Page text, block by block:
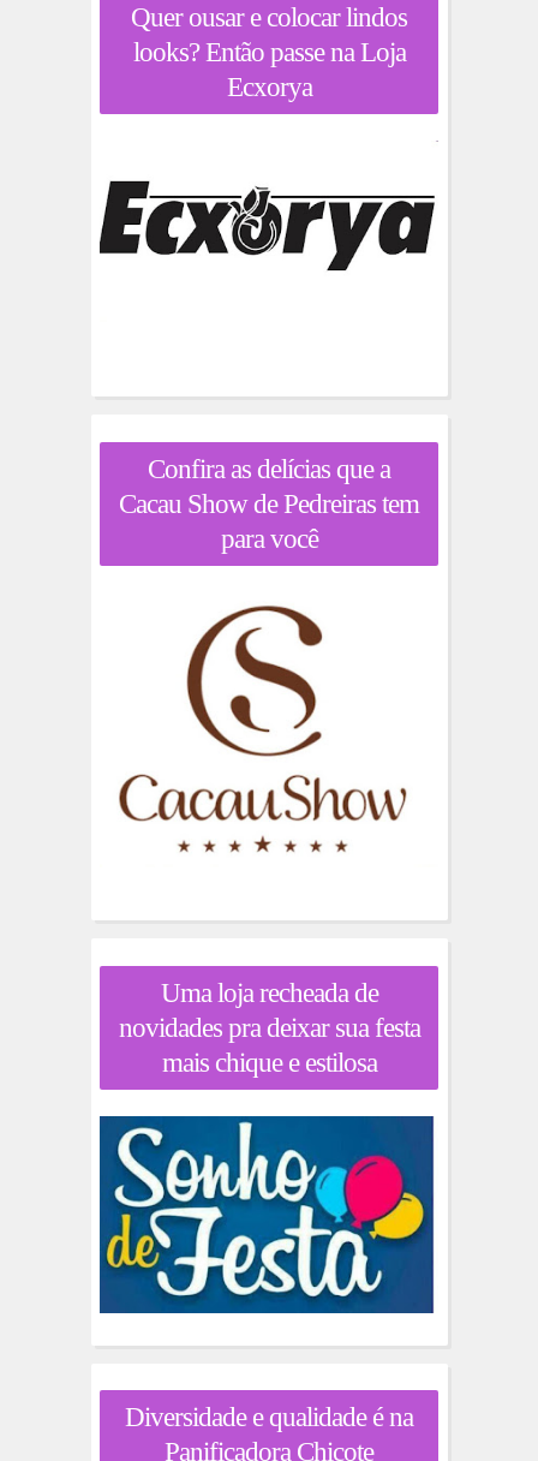
Quer ousar e colocar lindos
looks? Então passe na Loja
Ecxorya
Confira as delícias que a
Cacau Show de Pedreiras tem
para você
Uma loja recheada de
novidades pra deixar sua festa
mais chique e estilosa
Diversidade e qualidade é na
Panificadora Chicote